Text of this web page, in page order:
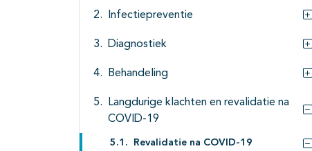
Infectiepreventie
Diagnostiek
Behandeling
Langdurige klachten en revalidatie na
COVID-19
Revalidatie na COVID-19